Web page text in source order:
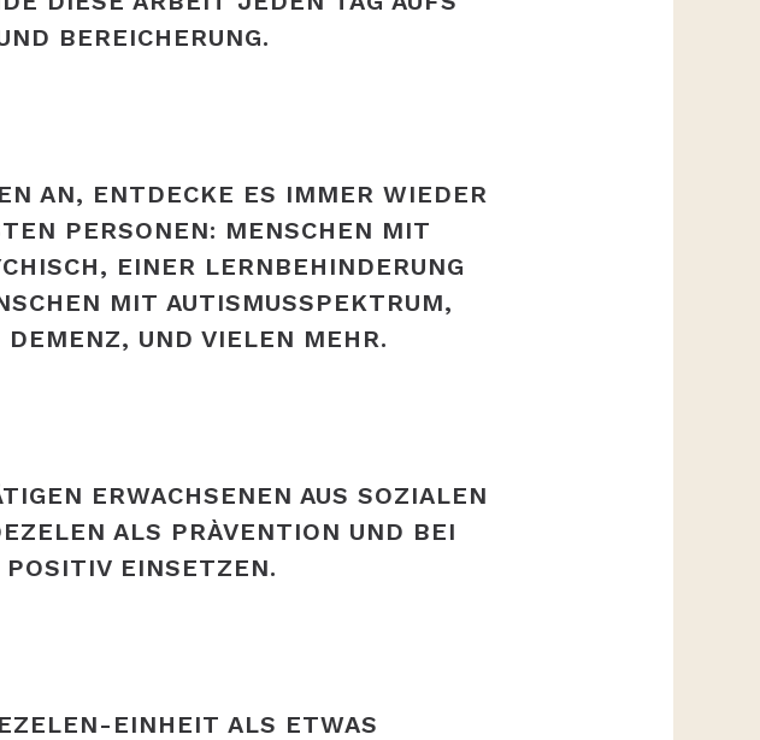
BEREICHERUNG.
AN, ENTDECKE ES IMMER WIEDER
PERSONEN: MENSCHEN MIT B
EINER LERNBEHINDERUNG O
MIT AUTISMUSSPEKTRUM, Ä
UND VIELEN MEHR.
ERWACHSENEN AUS SOZIALEN
ALS PRÀVENTION UND BEI
EINSETZEN.
EINHEIT ALS ETWAS